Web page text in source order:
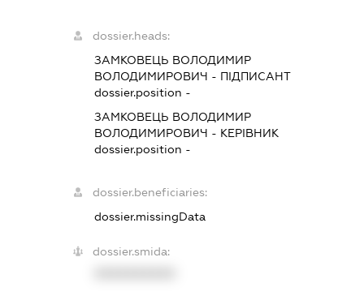
dossier.heads:
ЗАМКОВЕЦЬ ВОЛОДИМИР
ВОЛОДИМИРОВИЧ - ПІДПИСАНТ
dossier.position -
ЗАМКОВЕЦЬ ВОЛОДИМИР
ВОЛОДИМИРОВИЧ - КЕРІВНИК
dossier.position -
dossier.beneficiaries:
dossier.missingData
dossier.smida: